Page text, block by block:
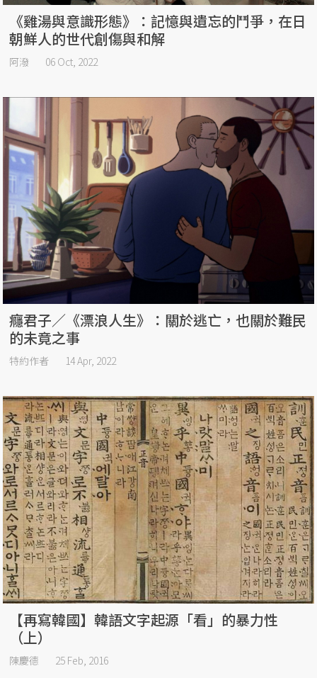
《雞湯與意識形態》：記憶與遺忘的鬥爭，在日
朝鮮人的世代創傷與和解
阿潑 06 Oct, 2022
癮君子／《漂浪人生》：關於逃亡，也關於難民
的未竟之事
特約作者 14 Apr, 2022
【再寫韓國】韓語文字起源「看」的暴力性
（上）
陳慶德 25 Feb, 2016